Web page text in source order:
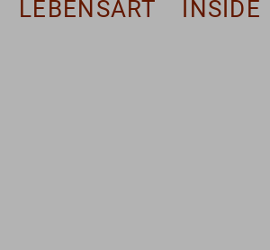
LEBENSART INSIDE